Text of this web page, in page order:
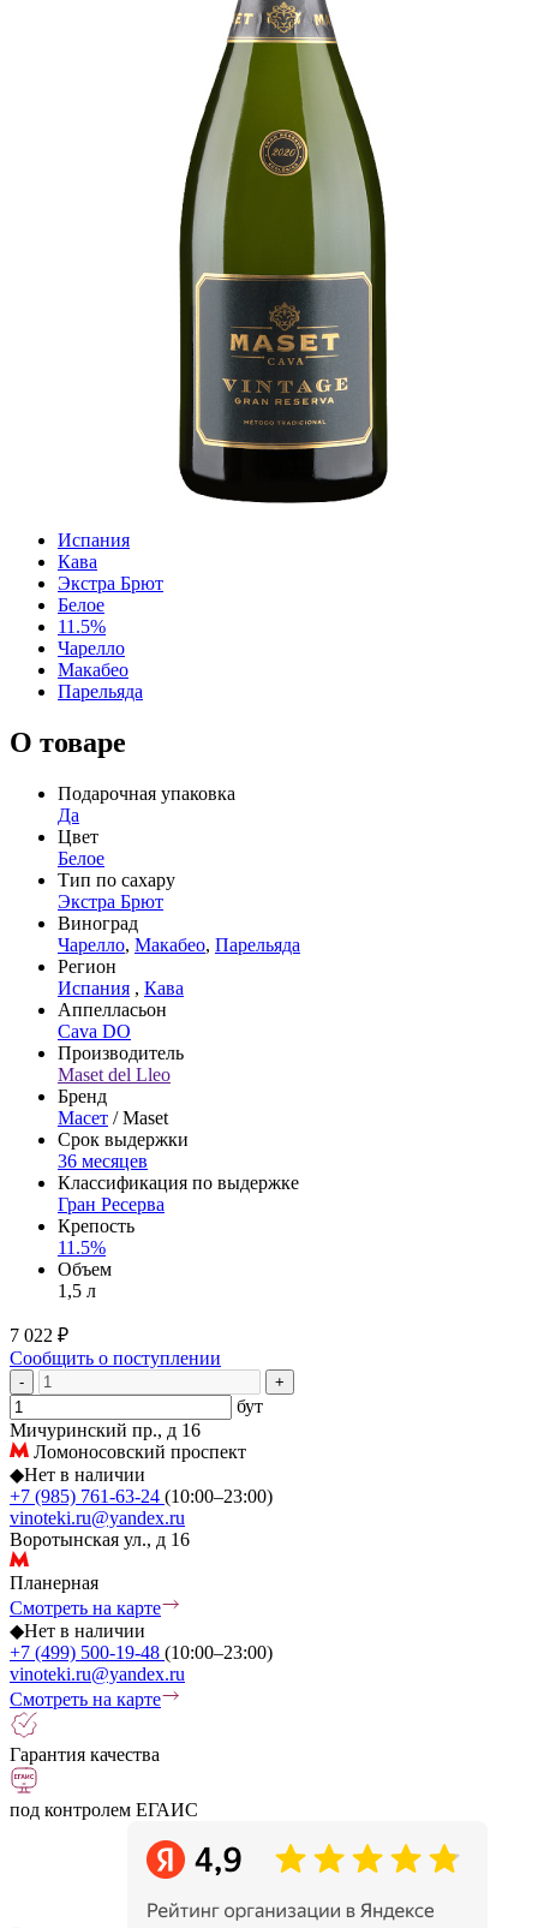
Испания
Кава
Экстра Брют
Белое
11.5%
Чарелло
Макабео
Парельяда
О товаре
Подарочная упаковка
Да
Цвет
Белое
Тип по сахару
Экстра Брют
Виноград
Чарелло, Макабео, Парельяда
Регион
Испания , Кава
Аппелласьон
Cava DO
Производитель
Maset del Lleo
Бренд
Масет / Maset
Срок выдержки
36 месяцев
Классификация по выдержке
Гран Ресерва
Крепость
11.5%
Объем
1,5 л
7 022 ₽
Сообщить о поступлении
- +
бут
Мичуринский пр., д 16
Ломоносовский проспект
◆Нет в наличии
+7 (985) 761-63-24 (10:00–23:00)
vinoteki.ru@yandex.ru
Воротынская ул., д 16
Планерная
Смотреть на карте
◆Нет в наличии
+7 (499) 500-19-48 (10:00–23:00)
vinoteki.ru@yandex.ru
Смотреть на карте
Гарантия качества
под контролем ЕГАИС